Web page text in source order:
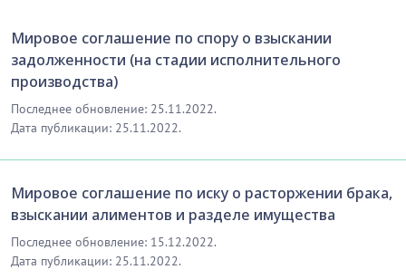
Мировое соглашение по спору о взыскании
задолженности (на стадии исполнительного
производства)
Последнее обновление: 25.11.2022.
Дата публикации: 25.11.2022.
Мировое соглашение по иску о расторжении брака,
взыскании алиментов и разделе имущества
Последнее обновление: 15.12.2022.
Дата публикации: 25.11.2022.